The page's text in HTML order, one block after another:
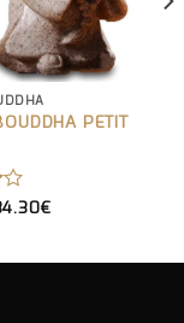
PETIT
€LE
34.30€.